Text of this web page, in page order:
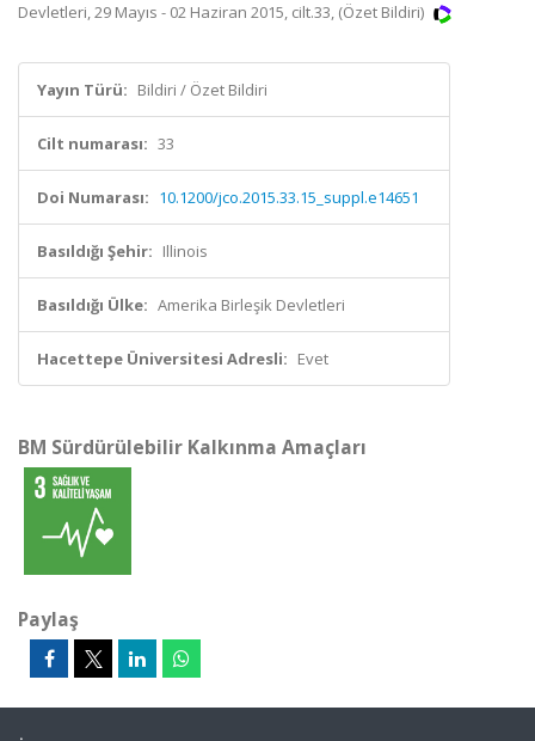
Devletleri, 29 Mayıs - 02 Haziran 2015, cilt.33, (Özet Bildiri)
Yayın Türü: Bildiri / Özet Bildiri
Cilt numarası: 33
Doi Numarası: 10.1200/jco.2015.33.15_suppl.e14651
Basıldığı Şehir: Illinois
Basıldığı Ülke: Amerika Birleşik Devletleri
Hacettepe Üniversitesi Adresli: Evet
BM Sürdürülebilir Kalkınma Amaçları
Paylaş